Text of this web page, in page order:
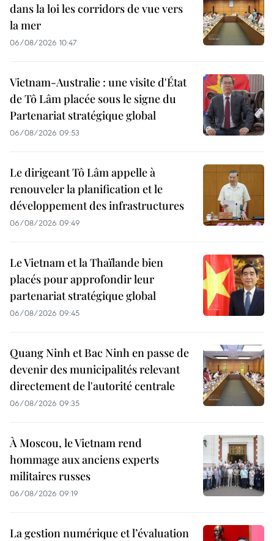
dans la loi les corridors de vue vers
la mer
06/08/2026 10:47
Vietnam-Australie : une visite d'État
de Tô Lâm placée sous le signe du
Partenariat stratégique global
06/08/2026 09:53
Le dirigeant Tô Lâm appelle à
renouveler la planification et le
développement des infrastructures
06/08/2026 09:49
Le Vietnam et la Thaïlande bien
placés pour approfondir leur
partenariat stratégique global
06/08/2026 09:45
Quang Ninh et Bac Ninh en passe de
devenir des municipalités relevant
directement de l'autorité centrale
06/08/2026 09:35
À Moscou, le Vietnam rend
hommage aux anciens experts
militaires russes
06/08/2026 09:19
La gestion numérique et l’évaluation